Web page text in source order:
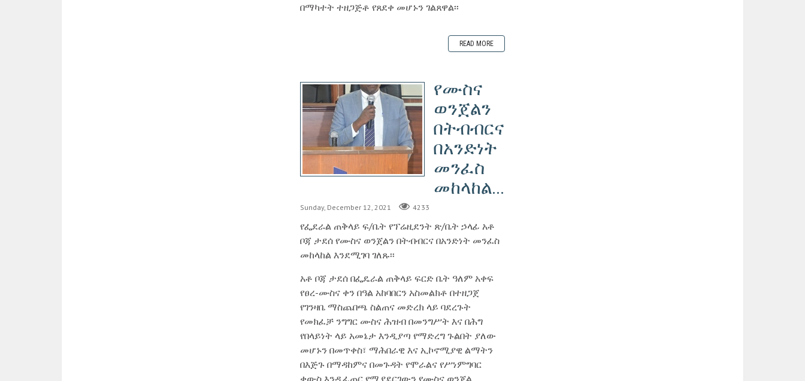
በማካተት ተዘጋጅቶ የጸደቀ መሆኑን ገልጸዋል፡፡
READ MORE
የሙስና
ወንጀልን
በትብብርና
በአንድነት
መንፈስ
መከላከል...
Sunday, December 12, 2021 4233
የፌደራል ጠቅላይ ፍ/ቤት የፕሬዚደንት ጽ/ቤት ኃላፊ አቶ
ቦጃ ታደሰ የሙስና ወንጀልን በትብብርና በአንድነት መንፈስ
መከላከል እንደሚገባ ገለጹ፡፡
አቶ ቦጃ ታደሰ በፌዴራል ጠቅላይ ፍርድ ቤት ዓለም አቀፍ
የፀረ-ሙስና ቀን በዓል አከባበርን አስመልክቶ በተዘጋጀ
የገንዛቤ ማስጨበጫ ስልጠና መድረክ ላይ ባደረጉት
የመክፈቻ ንግግር ሙስና ሕዝብ በመንግሥት እና በሕግ
የበላይነት ላይ አመኔታ እንዲያጣ የማድረግ ጉልበት ያለው
መሆኑን በመጥቀስ፣ ማሕበራዊ እና ኢኮኖሚያዊ ልማትን
በእጅጉ በማዳከምና በመጉዳት የሞራልና የሥነምግባር
ቀውስ እንዲፈጠር የሚያደርገውን የሙስና ወንጀል